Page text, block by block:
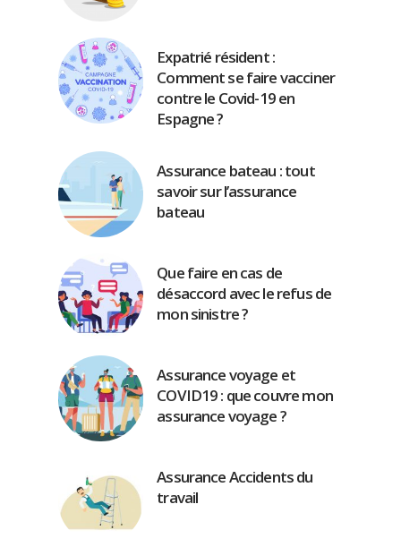
Expatrié résident :
Comment se faire vacciner
contre le Covid-19 en
Espagne ?
Assurance bateau : tout
savoir sur l’assurance
bateau
Que faire en cas de
désaccord avec le refus de
mon sinistre ?
Assurance voyage et
COVID19 : que couvre mon
assurance voyage ?
Assurance Accidents du
travail